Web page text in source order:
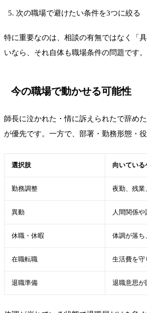
次の職場で避けたい条件を3つに絞る
特に重要なのは、相談の有無ではなく「
いなら、それ自体も職場条件の問題です。
今の職場で動かせる可能性
師長に泣かれた・情に訴えられたで辞め
が優先です。一方で、部署・勤務形態・
選択肢 向いている
勤務調整 夜勤、残業
異動 人間関係
休職・休暇 体調が落ち
在職転職 生活費を守
退職準備 退職意思が